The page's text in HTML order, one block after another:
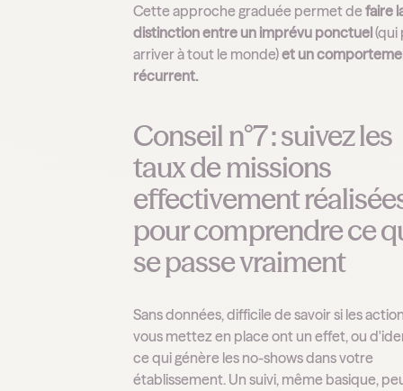
Cette approche graduée permet defaire
distinction entre un imprévu ponctuel(qui
arriver à tout le monde)et un
récurrent.
Conseil n°7 : suivez les
taux de missions
effectivement
pour comprendre ce
se passe vraiment
Sans données, difficile de savoir si les
vous mettez en place ont un effet, ou
ce qui génère les no-shows dans votre
établissement. Un suivi, même basique,